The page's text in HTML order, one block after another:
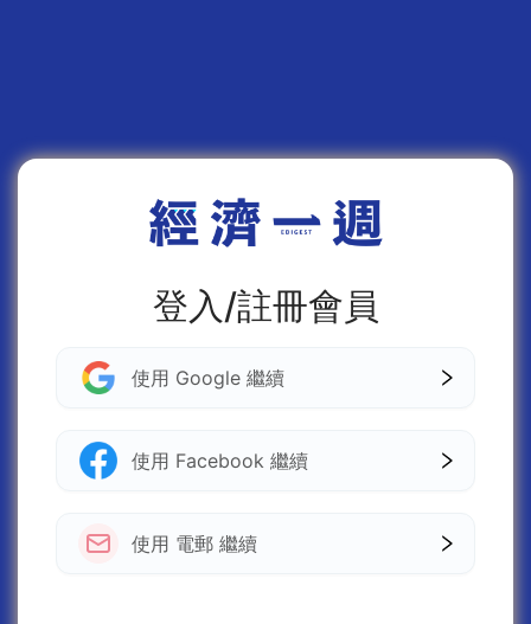
登入/註冊會員
使用 Google 繼續
使用 Facebook 繼續
使用 電郵 繼續